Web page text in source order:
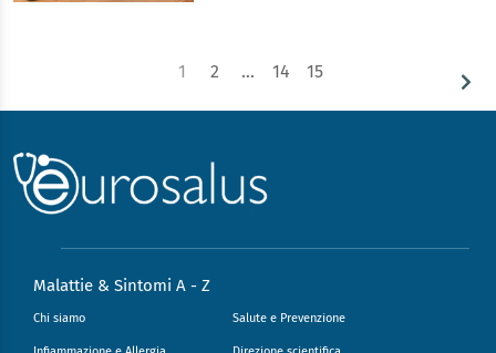
1 2 … 14 15
Malattie & Sintomi A - Z
Chi siamo Salute e Prevenzione